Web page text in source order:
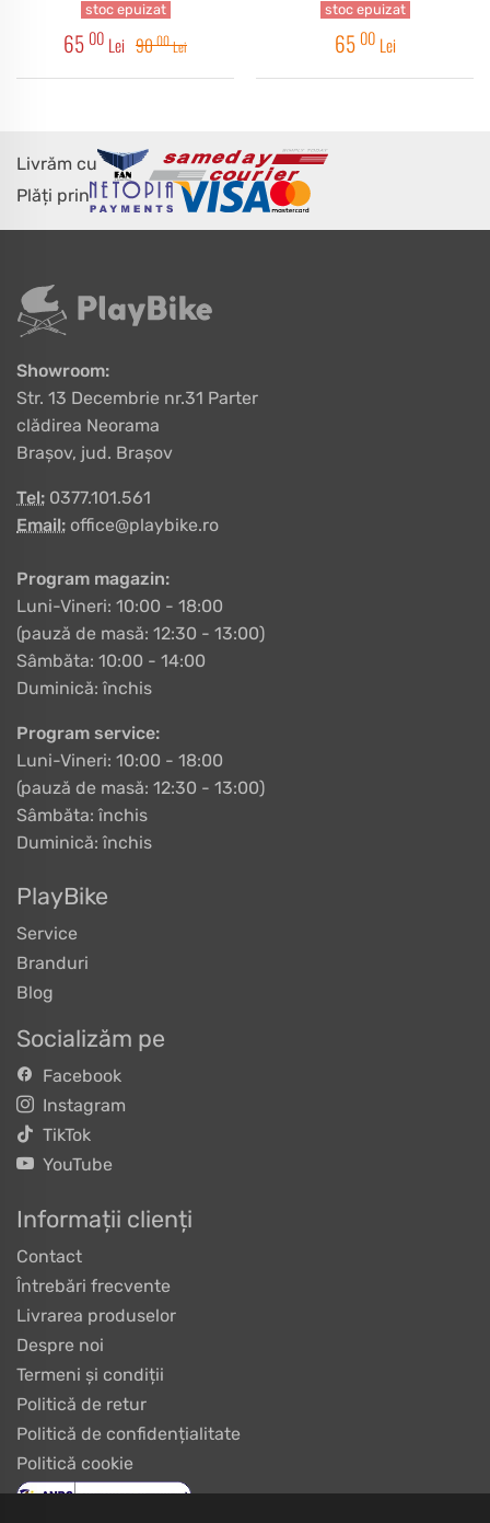
stoc epuizat
65 00 Lei 9000Lei
stoc epuizat
65 00 Lei
Livrăm cu
Plăți prin
Showroom:
Str. 13 Decembrie nr.31 Parter
clădirea Neorama
Brașov, jud. Brașov
Tel: 0377.101.561
Email: office@playbike.ro
Program magazin:
Luni-Vineri: 10:00 - 18:00
(pauză de masă: 12:30 - 13:00)
Sâmbăta: 10:00 - 14:00
Duminică: închis
Program service:
Luni-Vineri: 10:00 - 18:00
(pauză de masă: 12:30 - 13:00)
Sâmbăta: închis
Duminică: închis
PlayBike
Service
Branduri
Blog
Socializăm pe
Facebook
Instagram
TikTok
YouTube
Informații clienți
Contact
Întrebări frecvente
Livrarea produselor
Despre noi
Termeni și condiții
Politică de retur
Politică de confidențialitate
Politică cookie